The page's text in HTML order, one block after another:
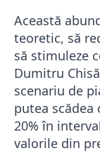
Această
teoretic, să
să stimuleze
Dumitru
scenariu de
putea
20% în
valorile din